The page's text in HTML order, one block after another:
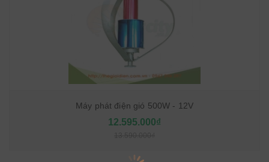
Máy phát điện gió 500W - 12V
12.595.000₫